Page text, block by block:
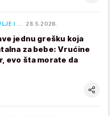
I … 28.5.2026.
jednu grešku koja
za bebe: Vrućine
evo šta morate da